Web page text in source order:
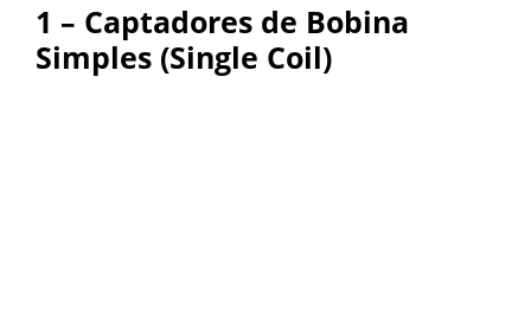
1 – Captadores de Bobina
Simples (Single Coil)